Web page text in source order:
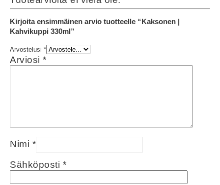
Kirjoita ensimmäinen arvio tuotteelle “Kaksonen |
Kahvikuppi 330ml”
Arvostelusi *
Arviosi *
Nimi *
Sähköposti *